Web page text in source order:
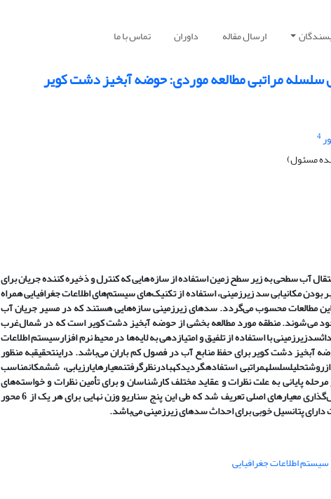
ارسال مقاله داوران تماس با ما
سلسله مراتبی مطالعه موردی: حوضه آبخیز دشت کویر
4
مسئول)
آب سطحی به زیر سطح زمین استفاده از سازههایی که کنترل و ذخیره کننده جریان برای
مکانیابی سد زیرزمینی، استفاده از تکنیکهای سیستمهای اطلاعات جغرافیایی همراه
این مطالعات محسوب میگردد. سدهای زیرزمینی سازههایی هستند که در مسیر جریان آب
میشوند. منطقه مورد مطالعه بخشی از حوضه آبخیز دشت کویر است که در شمالغرب
سدزیرزمینی با استفاده از تلفیق و امتیازدهی به لایهها در محیط نرم افزارسیستم اطلاعات
آبخیز دشت کویر برای حفظ منابع آب در فصول کم باران میباشد.دراینتحقیقبه منظور
ازروشتحلیلسلسلهمراتبی استفادهگردیدکهبادرنظرگرفتنمعیارهایارزیابی، ششمکانمناسب
پایانی به علت نظرات و عقاید مختلف کارشناسان و برای تأمین نظرات و خواستههای
گذاری معیارهای اصلی تعریف شد که طی این پنج سناریو وزن نهایی برای هر یک از 6 محور
پتانسیل خوبی برای احداث سدهای زیرزمینی میباشد.
سیستم اطلاعات جغرافیایی